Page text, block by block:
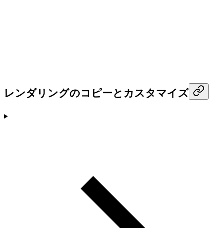
レンダリングのコピーとカスタマイズ